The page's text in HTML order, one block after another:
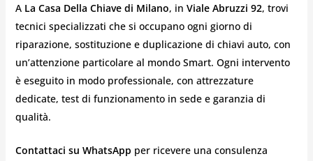
A La Casa Della Chiave di Milano, in Viale Abruzzi 92, trovi
tecnici specializzati che si occupano ogni giorno di
riparazione, sostituzione e duplicazione di chiavi auto, con
un’attenzione particolare al mondo Smart. Ogni intervento
è eseguito in modo professionale, con attrezzature
dedicate, test di funzionamento in sede e garanzia di
qualità.
Contattaci su WhatsApp per ricevere una consulenza